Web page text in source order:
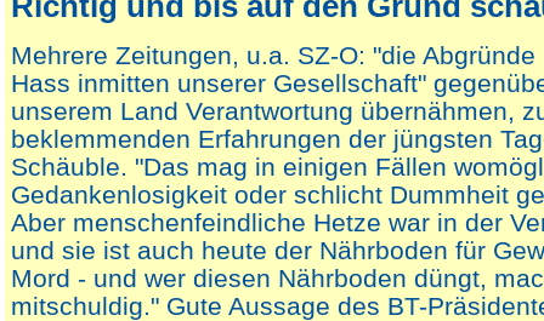
Mehrere Zeitungen, u.a. SZ-O: "die
Hass inmitten unserer Gesellschaft"
unserem Land Verantwortung übernähmen,
beklemmenden Erfahrungen der jüngsten
Schäuble. "Das mag in einigen Fällen
Gedankenlosigkeit oder schlicht Dummheit
Aber menschenfeindliche Hetze war in der
und sie ist auch heute der Nährboden für
Mord - und wer diesen Nährboden düngt,
mitschuldig." Gute Aussage des BT-